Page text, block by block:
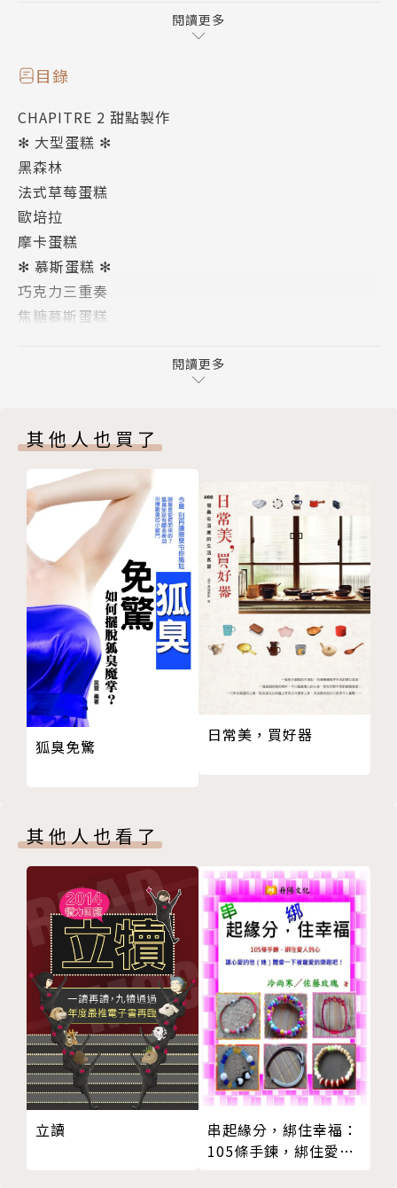
需技巧，解答你對甜點製作的各種疑惑。
6．超大尺寸精裝版：寬24.5 x高 32.8 cm，一目了然
好閱讀。
一本好的甜點製作書不只步驟分解，更要能夠教導讀者
最紮實的基礎，並應用在各種甜點中。
黑森林、提拉米蘇、櫻桃圓頂慕斯、草莓塔、焦糖蘋果
沙布雷、聖人泡芙、巧克力閃電泡芙、蘭姆巴巴、國王
派、蒙布朗、瑪德蓮、香草馬卡龍、乳酪蛋糕......收錄
各式經典夢幻蛋糕。
從基礎的麵團、煮糖、淋面、裝飾，到組合成完整華麗
法一次網羅，所有最受歡迎的蛋糕全部剖析，每一個細
錯。
本書中有非常多實用訊息，包括如何保存成品、每種材
料的特性與在甜點中扮演的角色等。無論是業餘甜點愛
好者還是專業甜點師，這絕對是一本實用滿分的必備甜
點工具書！
審訂者：李芹／鬥牛犬甜點工作室負責人
大學美術系畢業後，本來要去法國繼續藝術之路，卻在
因緣際會下到了巴黎藍帶廚藝學院學習甜點，開啟了甜
點人生。之後在各地工作累積經驗，於2010年成立鬥
牛犬法式糕點與烘培教室，希望將道地法式甜點帶入更
多人的生活之中。
梅蘭妮‧杜普Mélanie Dupuis
初出茅廬時曾在二星餐廳Hélène Darroze工作，後來
也為巴黎知名餐廳Costes與高級熟食店NOMAD服務。
總能創造出秀色可餐的甜點。目前在巴黎與里昂的知名
料理教室Atelier des Sens教授法式甜點。
安‧卡佐Anne Cazor
農業與食品工程師，同時擁有分子料理博士頭銜（艾
維・提斯為其論文指導教授）。目前經營分子廚藝學院
Cuisine Innovation，推廣分子料理。
相關著作:《看圖學西餐 法式料理技巧自學全書》
閱讀更多
目錄
CHAPITRE 2 甜點製作
✻ 大型蛋糕 ✻
黑森林
法式草莓蛋糕
歐培拉
摩卡蛋糕
✻ 慕斯蛋糕 ✻
巧克力三重奏
焦糖慕斯蛋糕
紅莓開心果夏洛特
牛奶巧克力木柴蛋糕
✻ 甜塔 ✻
蛋白霜檸檬塔
青檸小塔
覆盆子席布斯特小塔
百香果塔
巧克力塔
香草塔
胡桃塔
焦糖蘋果沙布雷
✻ 泡芙 ✻
巴黎－布列斯特
聖人泡芙
泡芙塔
✻ 重奶油發酵麵團甜點 ✻
布里歐修
蘭姆巴巴
甜派
聖托佩
巧克力麵包可頌
✻ 千層甜點 ✻
蘋果薄派
千層派
栗子黑醋栗千層派
閱讀更多
其他人也買了
狐臭免驚
日常美，買好器
其他人也看了
立讀
串起緣分，綁住幸福：
105條手鍊，綁住愛人